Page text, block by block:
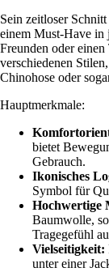
Sein zeitloser
einem Must-Have
Freunden oder
verschiedenen
Chinohose oder
Hauptmerkmale:
bietet
Gebrauch.
Ikonisches
Symbol für
Hochwertige
Baumwolle,
Tragegefühl
Vielseitigkeit:
unter einer